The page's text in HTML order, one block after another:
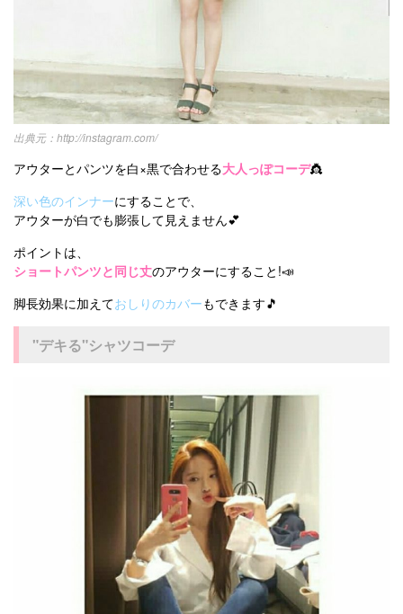
http://instagram.com/
アウターとパンツを白×黒で合わせる大人っぽコーデ👸
深い色のインナーにすることで、
アウターが白でも膨張して見えません💕
ポイントは、
ショートパンツと同じ丈のアウターにすること!📣
脚長効果に加えておしりのカバーもできます🎵
"デキる"シャツコーデ